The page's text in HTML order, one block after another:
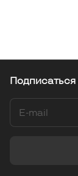
Подписаться